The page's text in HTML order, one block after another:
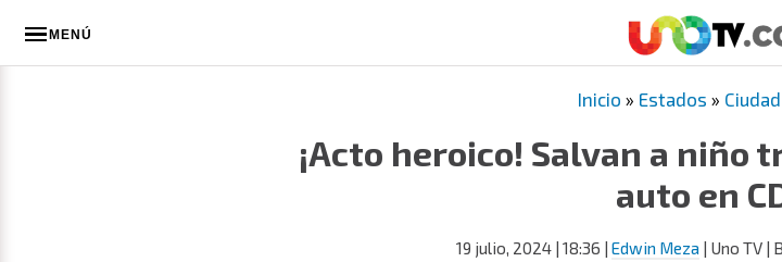
MENÚ
Inicio » Estados »
¡Acto heroico! Salvan a niño
auto en
19 julio, 2024 | 18:36 | Edwin Meza | Uno TV |